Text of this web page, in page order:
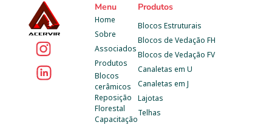
Menu
Home
Sobre
Associados
Produtos
Blocos
cerâmicos
Reposição
Florestal
Capacitação
Produtos
Blocos Estruturais
Blocos de Vedação FH
Blocos de Vedação FV
Canaletas em U
Canaletas em J
Lajotas
Telhas